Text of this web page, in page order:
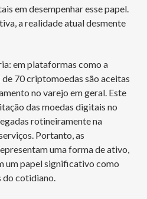
em desempenhar esse papel.
a realidade atual desmente
em plataformas como a
70 criptomoedas são aceitas
no varejo em geral. Este
das moedas digitais no
rotineiramente na
Portanto, as
uma forma de ativo,
um papel significativo como
do cotidiano.